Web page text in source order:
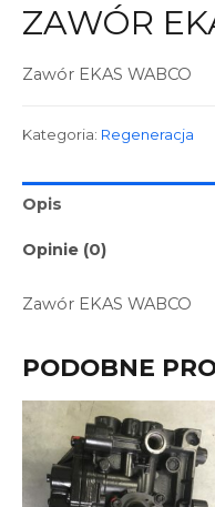
ZAWÓR
Zawór EKAS WABCO
Kategoria: Regeneracja
Opis
Opinie (0)
Zawór EKAS WABCO
PODOBNE